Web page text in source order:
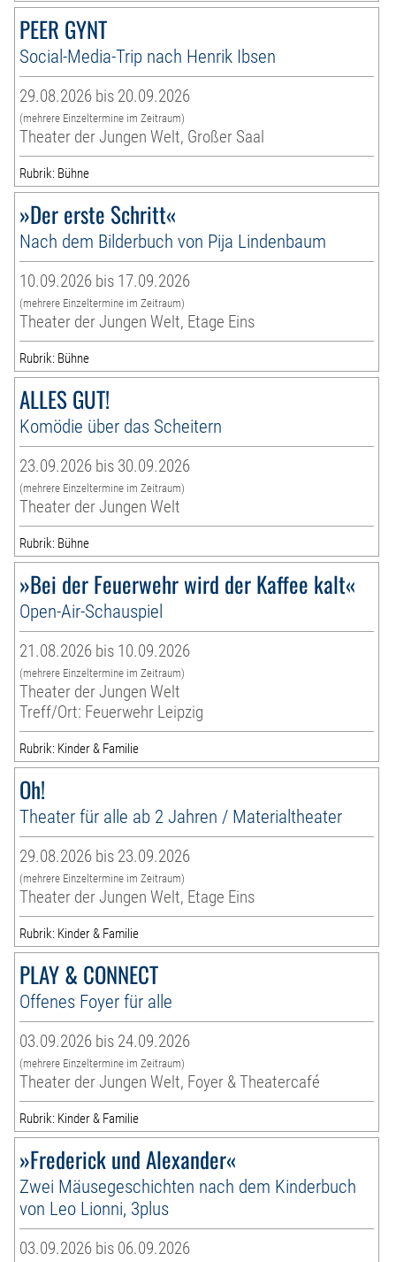
PEER GYNT
Social-Media-Trip nach Henrik Ibsen
29.08.2026 bis 20.09.2026
(mehrere Einzeltermine im Zeitraum)
Theater der Jungen Welt, Großer Saal
Rubrik: Bühne
»Der erste Schritt«
Nach dem Bilderbuch von Pija Lindenbaum
10.09.2026 bis 17.09.2026
(mehrere Einzeltermine im Zeitraum)
Theater der Jungen Welt, Etage Eins
Rubrik: Bühne
ALLES GUT!
Komödie über das Scheitern
23.09.2026 bis 30.09.2026
(mehrere Einzeltermine im Zeitraum)
Theater der Jungen Welt
Rubrik: Bühne
»Bei der Feuerwehr wird der Kaffee kalt«
Open-Air-Schauspiel
21.08.2026 bis 10.09.2026
(mehrere Einzeltermine im Zeitraum)
Theater der Jungen Welt
Treff/Ort: Feuerwehr Leipzig
Rubrik: Kinder & Familie
Oh!
Theater für alle ab 2 Jahren / Materialtheater
29.08.2026 bis 23.09.2026
(mehrere Einzeltermine im Zeitraum)
Theater der Jungen Welt, Etage Eins
Rubrik: Kinder & Familie
PLAY & CONNECT
Offenes Foyer für alle
03.09.2026 bis 24.09.2026
(mehrere Einzeltermine im Zeitraum)
Theater der Jungen Welt, Foyer & Theatercafé
Rubrik: Kinder & Familie
»Frederick und Alexander«
Zwei Mäusegeschichten nach dem Kinderbuch
von Leo Lionni, 3plus
03.09.2026 bis 06.09.2026